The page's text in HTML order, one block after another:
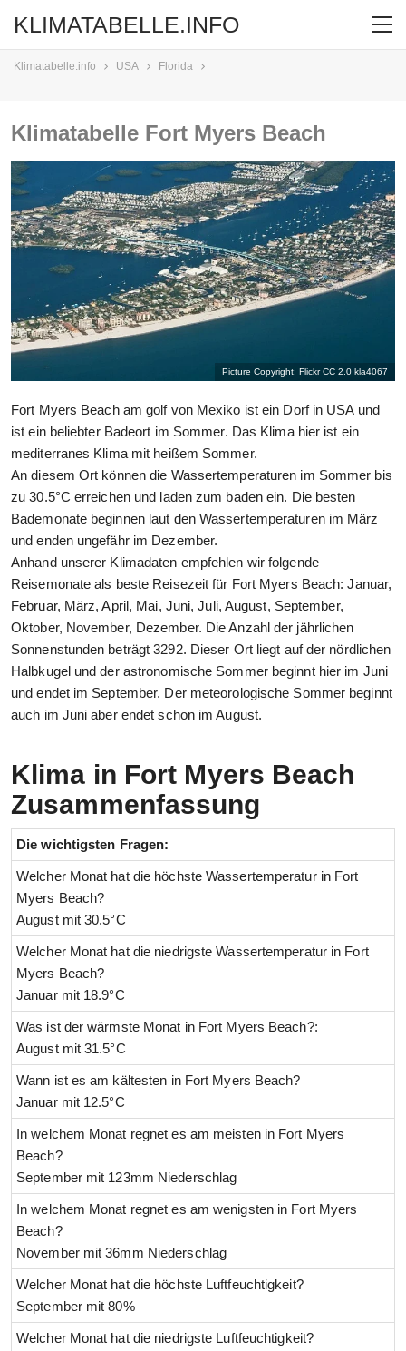
KLIMATABELLE.INFO
Klimatabelle.info USA Florida
Klimatabelle Fort Myers Beach
Picture Copyright: Flickr CC 2.0 kla4067
Fort Myers Beach am golf von Mexiko ist ein Dorf in USA und
ist ein beliebter Badeort im Sommer. Das Klima hier ist ein
mediterranes Klima mit heißem Sommer.
An diesem Ort können die Wassertemperaturen im Sommer bis
zu 30.5°C erreichen und laden zum baden ein. Die besten
Bademonate beginnen laut den Wassertemperaturen im März
und enden ungefähr im Dezember.
Anhand unserer Klimadaten empfehlen wir folgende
Reisemonate als beste Reisezeit für Fort Myers Beach: Januar,
Februar, März, April, Mai, Juni, Juli, August, September,
Oktober, November, Dezember. Die Anzahl der jährlichen
Sonnenstunden beträgt 3292. Dieser Ort liegt auf der nördlichen
Halbkugel und der astronomische Sommer beginnt hier im Juni
und endet im September. Der meteorologische Sommer beginnt
auch im Juni aber endet schon im August.
Klima in Fort Myers Beach
Zusammenfassung
Die wichtigsten Fragen:
Welcher Monat hat die höchste Wassertemperatur in Fort
Myers Beach?
August mit 30.5°C
Welcher Monat hat die niedrigste Wassertemperatur in Fort
Myers Beach?
Januar mit 18.9°C
Was ist der wärmste Monat in Fort Myers Beach?:
August mit 31.5°C
Wann ist es am kältesten in Fort Myers Beach?
Januar mit 12.5°C
In welchem Monat regnet es am meisten in Fort Myers
Beach?
September mit 123mm Niederschlag
In welchem Monat regnet es am wenigsten in Fort Myers
Beach?
November mit 36mm Niederschlag
Welcher Monat hat die höchste Luftfeuchtigkeit?
September mit 80%
Welcher Monat hat die niedrigste Luftfeuchtigkeit?